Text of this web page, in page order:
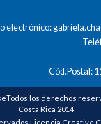
electrónico:
Cód.Postal:
los derechos
Costa Rica 2014